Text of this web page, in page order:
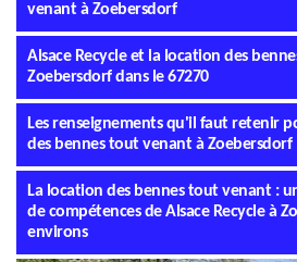
venant à Zoebersdorf
Alsace Recycle et la location des
Zoebersdorf dans le 67270
Les renseignements qu'il faut retenir
des bennes tout venant à Zoebersdorf
La location des bennes tout venant :
de compétences de Alsace Recycle à
environs